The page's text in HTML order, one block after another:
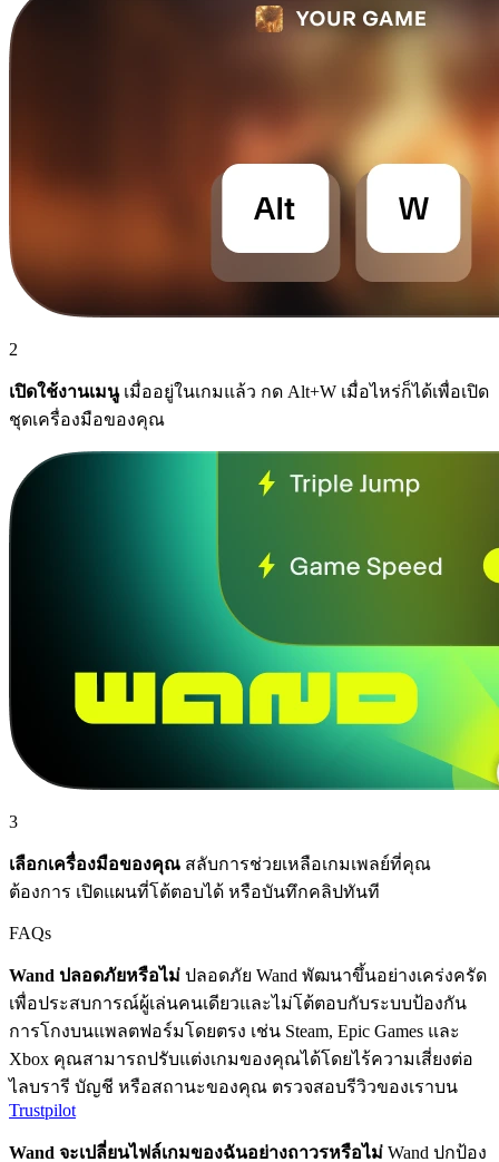
2
เปิดใช้งานเมนูเมื่ออยู่ในเกมแล้ว กด Alt+W เมื่อไหร่ก็ได้เพื่อเปิด
ชุดเครื่องมือของคุณ
3
เลือกเครื่องมือของคุณ สลับการช่วยเหลือเกมเพลย์ที่คุณ
ต้องการ เปิดแผนที่โต้ตอบได้ หรือบันทึกคลิปทันที
FAQs
Wand ปลอดภัยหรือไม่ ปลอดภัย Wand พัฒนาขึ้นอย่างเคร่งครัด
เพื่อประสบการณ์ผู้เล่นคนเดียวและไม่โต้ตอบกับระบบป้องกัน
การโกงบนแพลตฟอร์มโดยตรง เช่น Steam, Epic Games และ
Xbox คุณสามารถปรับแต่งเกมของคุณได้โดยไร้ความเสี่ยงต่อ
ไลบรารี บัญชี หรือสถานะของคุณ ตรวจสอบรีวิวของเราบน
Trustpilot
Wand จะเปลี่ยนไฟล์เกมของฉันอย่างถาวรหรือไม่ Wand ปกป้อง